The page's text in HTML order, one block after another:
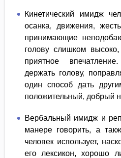
Кинетический имидж
осанка, движения,
принимающие
голову слишком
приятное
держать голову,
один способ дать
положительный, добрый
Вербальный имидж и
манере говорить, а
человек использует,
его лексикон, хорошо